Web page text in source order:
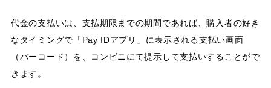
代金の支払いは、支払期限までの期間であれば、購入者の好き
なタイミングで「Pay IDアプリ」に表示される支払い画面
（バーコード）を、コンビニにて提示して支払いすることがで
きます。